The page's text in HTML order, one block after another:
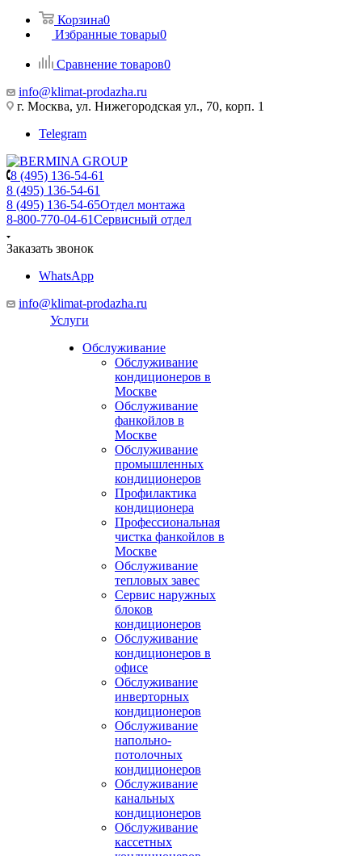
Корзина0
Избранные товары0
Сравнение товаров0
info@klimat-prodazha.ru
г. Москва, ул. Нижегородская ул., 70, корп. 1
Telegram
8 (495) 136-54-61
8 (495) 136-54-61
8 (495) 136-54-65Отдел монтажа
8-800-770-04-61Сервисный отдел
Заказать звонок
WhatsApp
info@klimat-prodazha.ru
Услуги
Обслуживание
Обслуживание
кондиционеров в
Москве
Обслуживание
фанкойлов в
Москве
Обслуживание
промышленных
кондиционеров
Профилактика
кондиционера
Профессиональная
чистка фанкойлов в
Москве
Обслуживание
тепловых завес
Сервис наружных
блоков
кондиционеров
Обслуживание
кондиционеров в
офисе
Обслуживание
инверторных
кондиционеров
Обслуживание
напольно-
потолочных
кондиционеров
Обслуживание
канальных
кондиционеров
Обслуживание
кассетных